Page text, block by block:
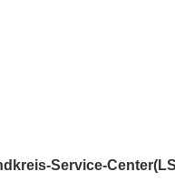
Service-